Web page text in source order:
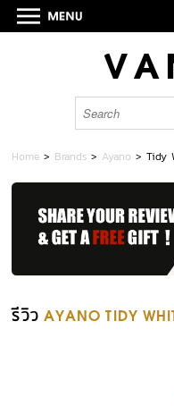
Home > Brands > Ayano >Tidy
รีวิว AYANO TIDY